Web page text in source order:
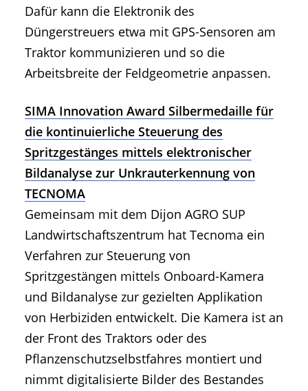
Dafür kann die Elektronik des
Düngerstreuers etwa mit GPS-Sensoren am
Traktor kommunizieren und so die
Arbeitsbreite der Feldgeometrie anpassen.
SIMA Innovation Award Silbermedaille für
die kontinuierliche Steuerung des
Spritzgestänges mittels elektronischer
Bildanalyse zur Unkrauterkennung von
TECNOMA
Gemeinsam mit dem Dijon AGRO SUP
Landwirtschaftszentrum hat Tecnoma ein
Verfahren zur Steuerung von
Spritzgestängen mittels Onboard-Kamera
und Bildanalyse zur gezielten Applikation
von Herbiziden entwickelt. Die Kamera ist an
der Front des Traktors oder des
Pflanzenschutzselbstfahres montiert und
nimmt digitalisierte Bilder des Bestandes